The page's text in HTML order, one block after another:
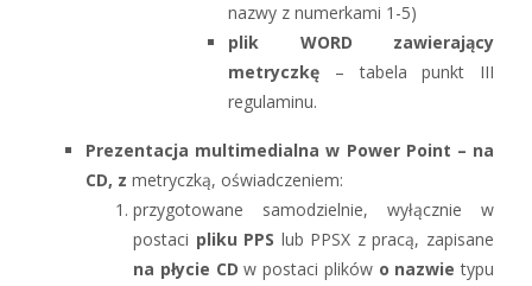
nazwy z numerkami 1-5)
plik WORD zawierający
metryczkę – tabela punkt III
regulaminu.
Prezentacja multimedialna w Power Point – na
CD, z metryczką, oświadczeniem:
przygotowane samodzielnie, wyłącznie w
postaci pliku PPS lub PPSX z pracą, zapisane
na płycie CD w postaci plików o nazwietypu